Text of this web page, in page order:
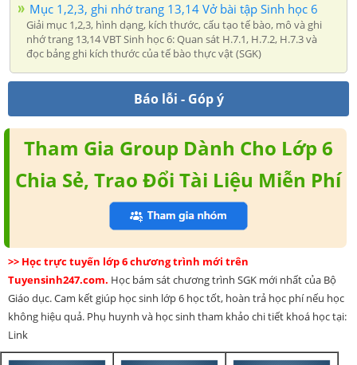
Mục 1,2,3, ghi nhớ trang 13,14 Vở bài tập Sinh học 6
Giải mục 1,2,3, hình dạng, kích thước, cấu tạo tế bào, mô và ghi
nhớ trang 13,14 VBT Sinh học 6: Quan sát H.7.1, H.7.2, H.7.3 và
đọc bảng ghi kích thước của tế bào thực vật (SGK)
Báo lỗi - Góp ý
Tham Gia Group Dành Cho Lớp 6
Chia Sẻ, Trao Đổi Tài Liệu Miễn Phí
>> Học trực tuyến lớp 6 chương trình mới trên
Tuyensinh247.com. Học bám sát chương trình SGK mới nhất của Bộ
Giáo dục. Cam kết giúp học sinh lớp 6 học tốt, hoàn trả học phí nếu học
không hiệu quả. Phụ huynh và học sinh tham khảo chi tiết khoá học tại:
Link